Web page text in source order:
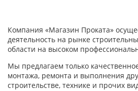
Компания «Магазин Проката»
деятельность на рынке
области на высоком
Мы предлагаем только
монтажа, ремонта и выполнения
строительстве, технике и прочих